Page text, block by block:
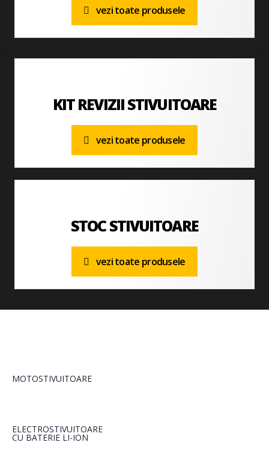
vezi toate produsele
KIT REVIZII STIVUITOARE
vezi toate produsele
STOC STIVUITOARE
vezi toate produsele
MOTOSTIVUITOARE
ELECTROSTIVUITOARE
CU BATERIE LI-ION